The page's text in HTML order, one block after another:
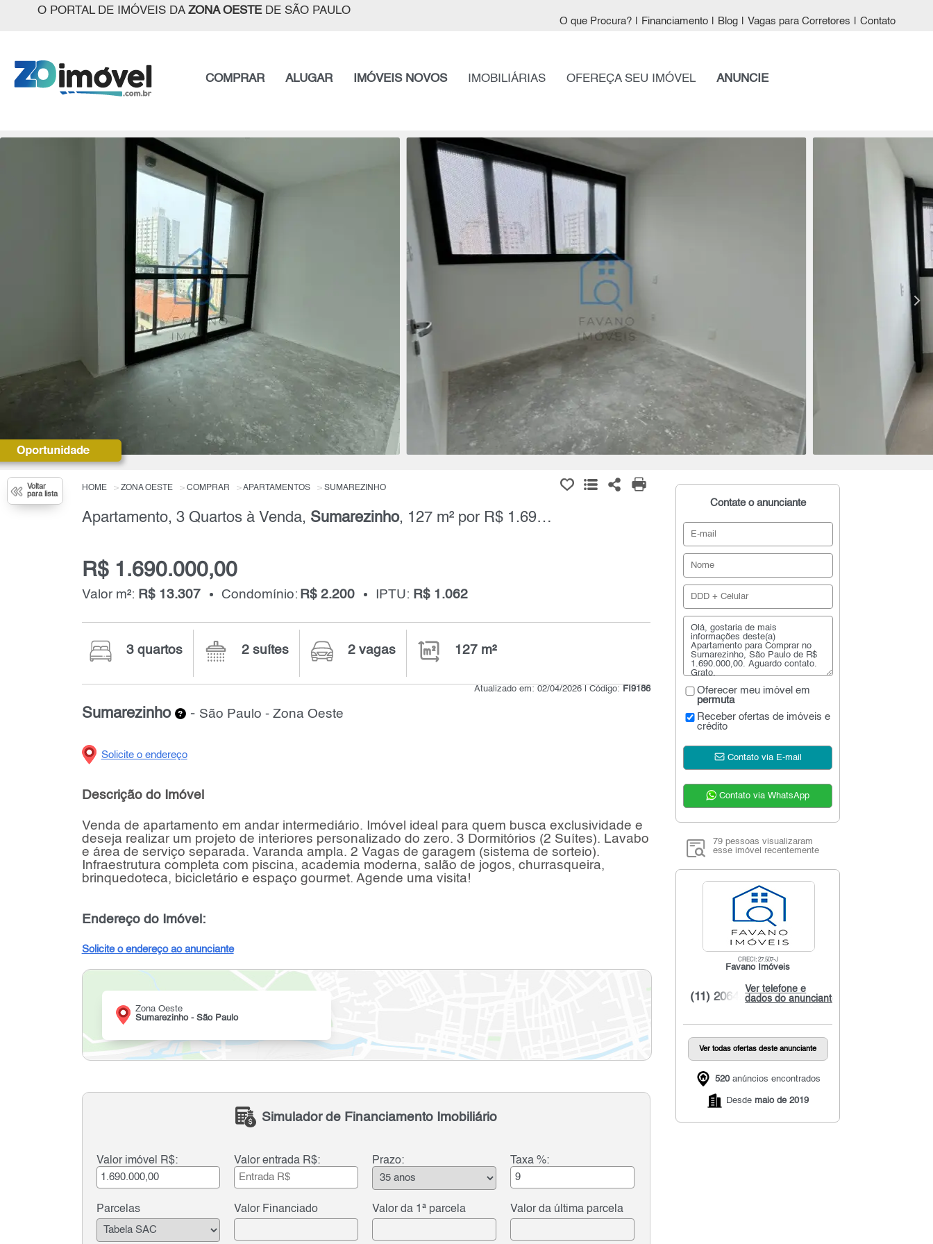
O PORTAL DE IMÓVEIS DA ZONA OESTEDE SÃO PAULO
O que Procura? Financiamento Blog Vagas para Corretores Contato
COMPRAR ALUGAR IMÓVEIS NOVOS IMOBILIÁRIAS OFEREÇA SEU IMÓVEL ANUNCIE
Voltar
para lista
HOME ZONA OESTE COMPRAR APARTAMENTOS SUMAREZINHO
Apartamento, 3 Quartos à Venda, Sumarezinho, 127 m² por R$ 1.690.000,00
R$ 1.690.000,00
Valor m²: R$ 13.307 Condomínio: R$ 2.200 IPTU: R$ 1.062
3 quartos 2 suítes 2 vagas 127 m²
Atualizado em: 02/04/2026 | Código: FI9186
Sumarezinho - São Paulo - Zona Oeste
Solicite o endereço
Descrição do Imóvel
Venda de apartamento em andar intermediário. Imóvel ideal para quem busca exclusividade e
deseja realizar um projeto de interiores personalizado do zero. 3 Dormitórios (2 Suítes). Lavabo
e área de serviço separada. Varanda ampla. 2 Vagas de garagem (sistema de sorteio).
Infraestrutura completa com piscina, academia moderna, salão de jogos, churrasqueira,
brinquedoteca, bicicletário e espaço gourmet. Agende uma visita!
Endereço do Imóvel:
Solicite o endereço ao anunciante
Zona Oeste
Sumarezinho - São Paulo
Simulador de Financiamento Imobiliário
Valor imóvel R$: Valor entrada R$: Prazo: Taxa %:
Parcelas Valor Financiado Valor da 1ª parcela Valor da última parcela
Contate o anunciante
Oferecer meu imóvel em
permuta
Receber ofertas de imóveis e
crédito
Contato via E-mail
Contato via WhatsApp
79 pessoas visualizaram
esse imóvel recentemente
CRECI: 27.507-J
Favano Imóveis
Ver telefone e
dados do anunciante
(11) 2064...
Ver todas ofertas deste anunciante
520anúncios encontrados
Desde maio de 2019